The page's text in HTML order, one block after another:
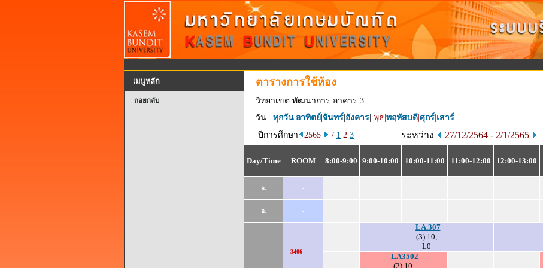
เมนูหลัก
ถอยกลับ
ตารางการใช้ห้อง
วิทยาเขต พัฒนาการ อาคาร 3
วัน | ทุกวัน อาทิตย์ จันทร์ อังคาร พุธ พฤหัสบดี ศุกร์ เสาร์
ปีการศึกษา
2565 / 1 2 3 ระหว่าง 27/12/2564 - 2/1/2565
Day/Time ROOM 8:00-9:00 9:00-10:00 10:00-11:00 11:00-12:00 12:00-13:00
จ. -
อ. -
3406
LA.307
(3) 10,
L0
LA3502
(2) 10,